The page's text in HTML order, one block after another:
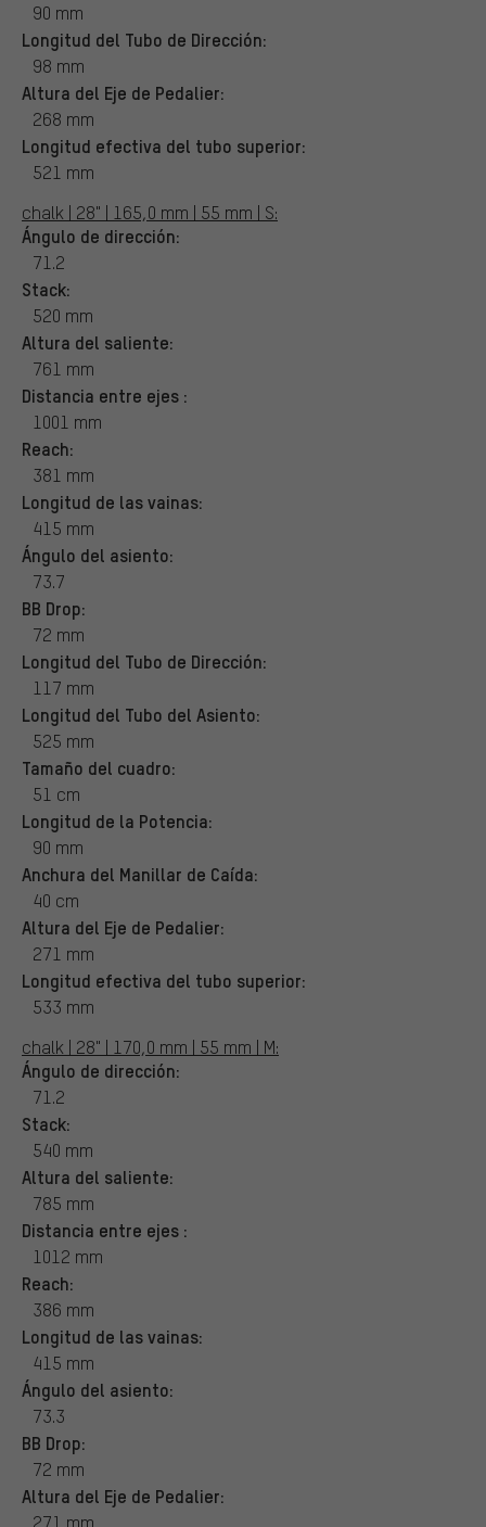
90 mm
Longitud del Tubo de Dirección:
98 mm
Altura del Eje de Pedalier:
268 mm
Longitud efectiva del tubo superior:
521 mm
chalk | 28" | 165,0 mm | 55 mm | S:
Ángulo de dirección:
71.2
Stack:
520 mm
Altura del saliente:
761 mm
Distancia entre ejes :
1001 mm
Reach:
381 mm
Longitud de las vainas:
415 mm
Ángulo del asiento:
73.7
BB Drop:
72 mm
Longitud del Tubo de Dirección:
117 mm
Longitud del Tubo del Asiento:
525 mm
Tamaño del cuadro:
51 cm
Longitud de la Potencia:
90 mm
Anchura del Manillar de Caída:
40 cm
Altura del Eje de Pedalier:
271 mm
Longitud efectiva del tubo superior:
533 mm
chalk | 28" | 170,0 mm | 55 mm | M:
Ángulo de dirección:
71.2
Stack:
540 mm
Altura del saliente:
785 mm
Distancia entre ejes :
1012 mm
Reach:
386 mm
Longitud de las vainas:
415 mm
Ángulo del asiento:
73.3
BB Drop:
72 mm
Altura del Eje de Pedalier:
271 mm